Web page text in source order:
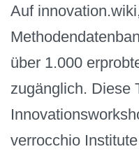
Auf
über 1.000
zugänglich. Diese
verrocchio